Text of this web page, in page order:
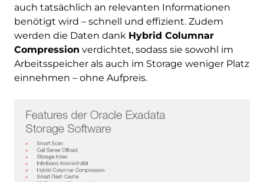
auch tatsächlich an relevanten Informationen
benötigt wird – schnell und effizient. Zudem
werden die Daten dank Hybrid Columnar
Compression verdichtet, sodass sie sowohl im
Arbeitsspeicher als auch im Storage weniger Platz
einnehmen – ohne Aufpreis.